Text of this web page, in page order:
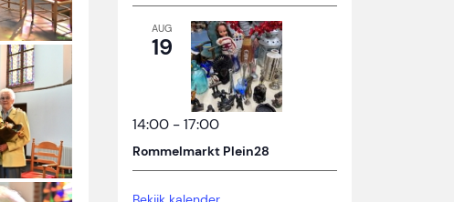
AUG
19
14:00 -17:00
Rommelmarkt Plein28